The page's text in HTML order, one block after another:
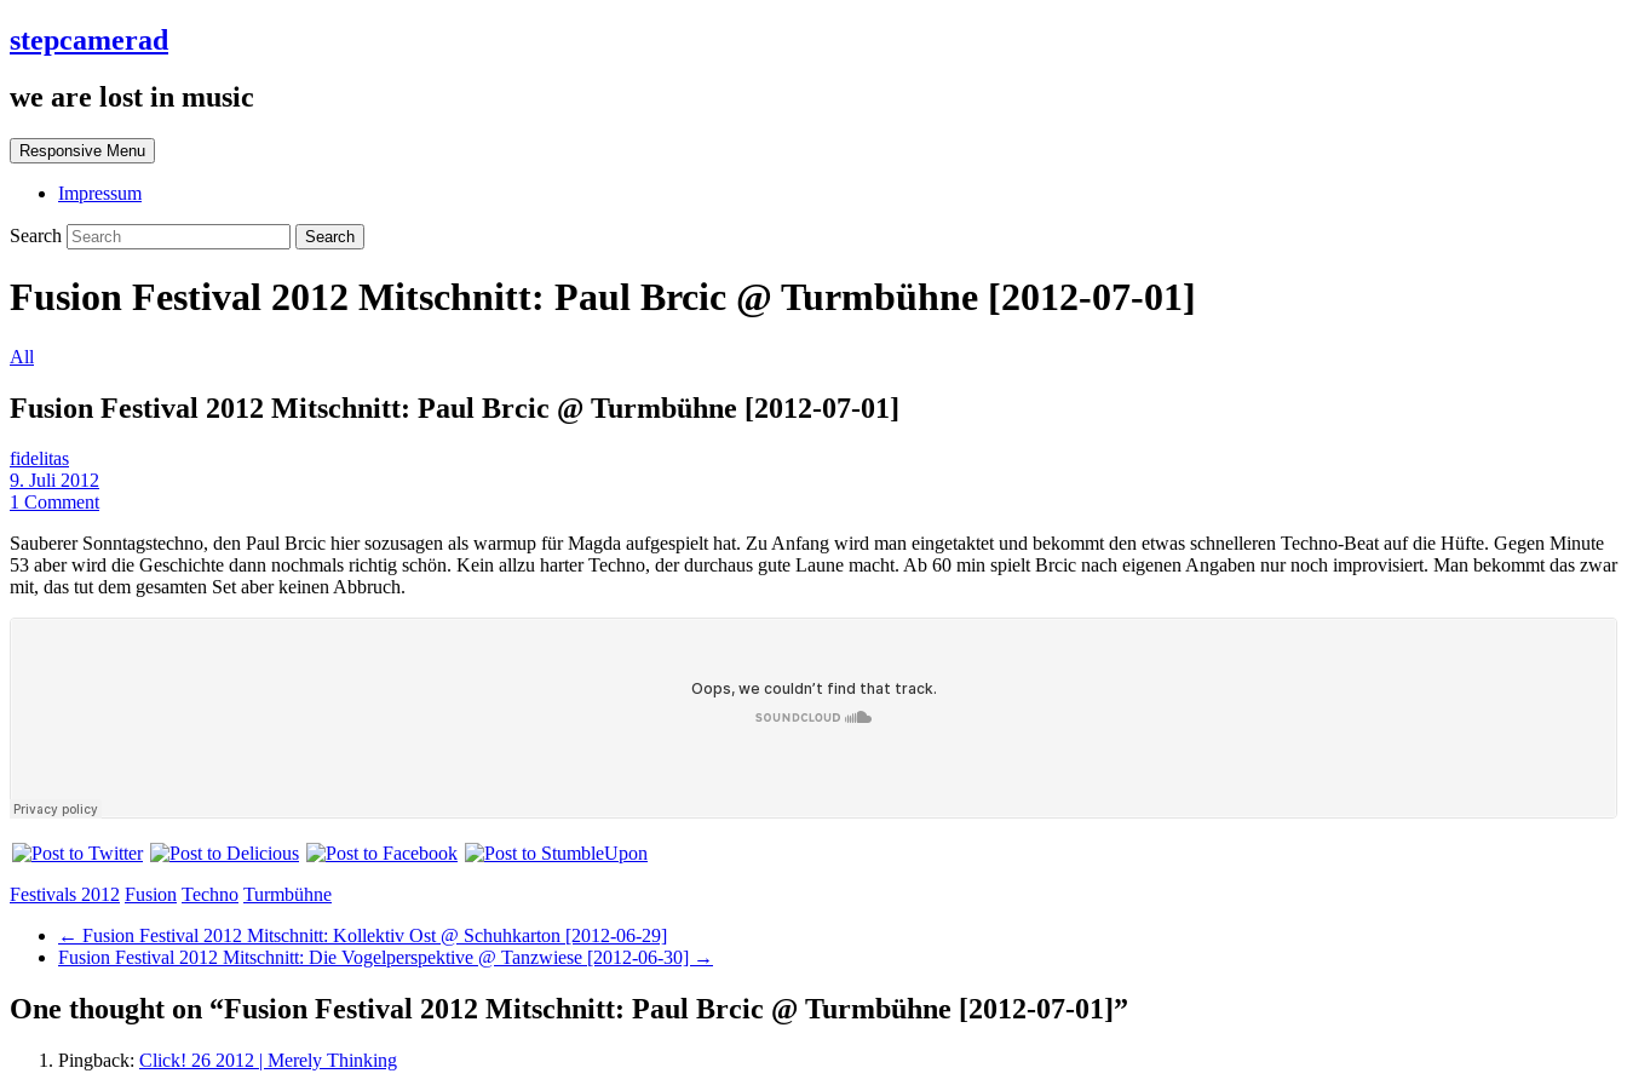
stepcamerad
we are lost in music
Responsive Menu
Impressum
Search
Fusion Festival 2012 Mitschnitt: Paul Brcic @ Turmbühne [2012-07-01]
All
Fusion Festival 2012 Mitschnitt: Paul Brcic @ Turmbühne [2012-07-01]
fidelitas
9. Juli 2012
1 Comment
Sauberer Sonntagstechno, den Paul Brcic hier sozusagen als warmup für Magda aufgespielt hat. Zu Anfang wird man eingetaktet und bekommt den etwas schnelleren Techno-Beat auf die Hüfte. Gegen Minute
53 aber wird die Geschichte dann nochmals richtig schön. Kein allzu harter Techno, der durchaus gute Laune macht. Ab 60 min spielt Brcic nach eigenen Angaben nur noch improvisiert. Man bekommt das zwar
mit, das tut dem gesamten Set aber keinen Abbruch.
Festivals 2012 Fusion Techno Turmbühne
← Fusion Festival 2012 Mitschnitt: Kollektiv Ost @ Schuhkarton [2012-06-29]
Fusion Festival 2012 Mitschnitt: Die Vogelperspektive @ Tanzwiese [2012-06-30] →
One thought on “Fusion Festival 2012 Mitschnitt: Paul Brcic @ Turmbühne [2012-07-01]”
Pingback: Click! 26 2012 | Merely Thinking